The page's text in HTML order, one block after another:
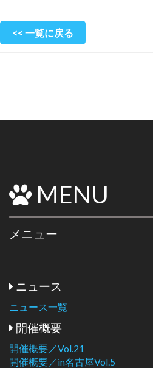
<< 一覧に戻る
MENU
メニュー
ニュース
ニュース一覧
開催概要
開催概要／Vol.21
開催概要／in名古屋Vol.5